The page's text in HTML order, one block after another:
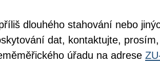
dlouhého stahování nebo
dat, kontaktujte,
úřadu na adrese